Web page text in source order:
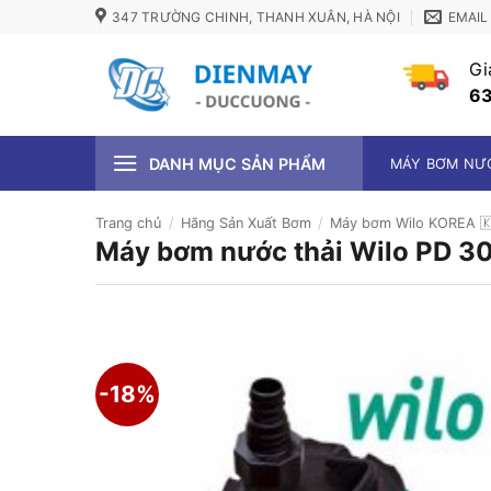
347 TRƯỜNG CHINH, THANH XUÂN, HÀ NỘI EMAIL
DANH MỤC SẢN PHẨM MÁY BƠM
Trang chủ / Hãng Sản Xuất Bơm / Máy bơm Wilo KOREA
Máy bơm nước thải Wilo PD
-18%